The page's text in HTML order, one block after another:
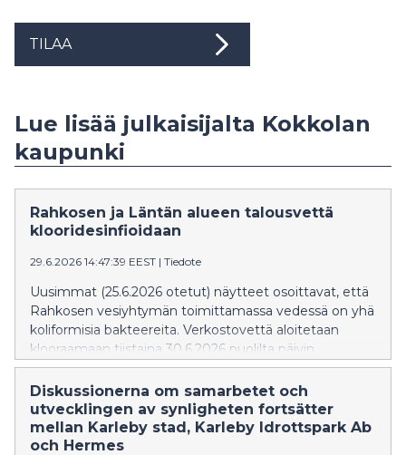
TILAA
Lue lisää julkaisijalta Kokkolan
kaupunki
Rahkosen ja Läntän alueen talousvettä
klooridesinfioidaan
29.6.2026 14:47:39 EEST | Tiedote
Uusimmat (25.6.2026 otetut) näytteet osoittavat, että
Rahkosen vesiyhtymän toimittamassa vedessä on yhä
koliformisia bakteereita. Verkostovettä aloitetaan
klooraamaan tiistaina 30.6.2026 puolilta päivin.
Diskussionerna om samarbetet och
utvecklingen av synligheten fortsätter
mellan Karleby stad, Karleby Idrottspark Ab
och Hermes